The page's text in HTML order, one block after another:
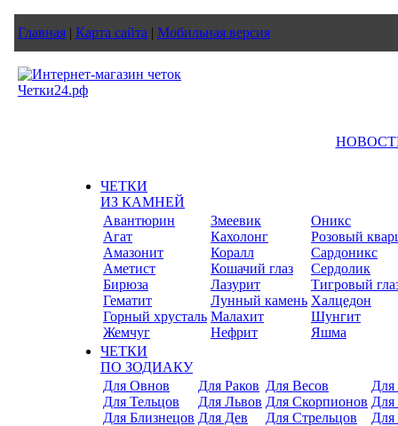
Главная | Карта сайта | Мобильная версия
ЧЕТКИ
ИЗ КАМНЕЙ
Авантюрин
Агат
Амазонит
Аметист
Бирюза
Гематит
Горный хрусталь
Жемчуг
Змеевик
Кахолонг
Коралл
Кошачий глаз
Лазурит
Лунный камень
Малахит
Нефрит
Оникс
Розовый
Сардоникс
Сердолик
Тигровый
Халцедон
Шунгит
Яшма
ЧЕТКИ
ПО ЗОДИАКУ
Для Овнов
Для Тельцов
Для Близнецов
Для Раков
Для Львов
Для Дев
Для Весов
Для Скорпионов
Для Стрельцов
Для
Для